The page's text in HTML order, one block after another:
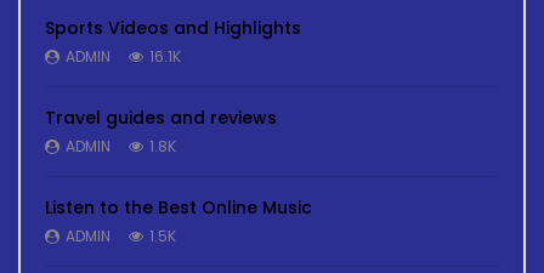
Sports Videos and Highlights
ADMIN 16.1K
Travel guides and reviews
ADMIN 1.8K
Listen to the Best Online Music
ADMIN 1.5K